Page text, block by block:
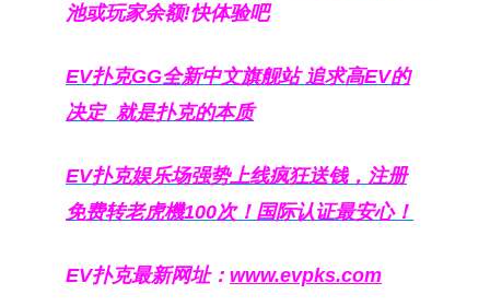
池或玩家余额!快体验吧
EV扑克GG全新中文旗舰站追求高EV的
决定 就是扑克的本质
EV扑克娱乐场强势上线疯狂送钱，注册
免费转老虎機100次！国际认证最安心！
EV扑克最新网址： www.evpks.com